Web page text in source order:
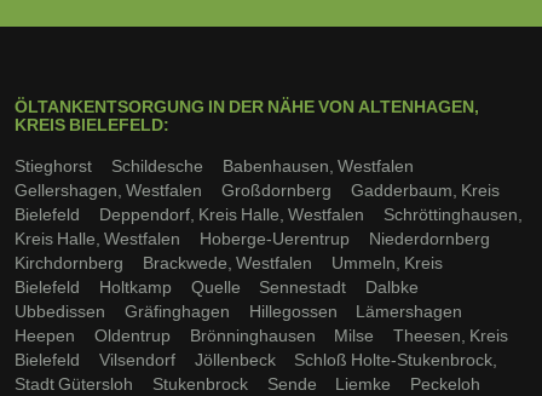
ÖLTANKENTSORGUNG IN DER NÄHE VON ALTENHAGEN,
KREIS BIELEFELD:
Stieghorst
Schildesche
Babenhausen, Westfalen
Gellershagen, Westfalen
Großdornberg
Gadderbaum, Kreis
Bielefeld
Deppendorf, Kreis Halle, Westfalen
Schröttinghausen,
Kreis Halle, Westfalen
Hoberge-Uerentrup
Niederdornberg
Kirchdornberg
Brackwede, Westfalen
Ummeln, Kreis
Bielefeld
Holtkamp Quelle Sennestadt
Dalbke
Ubbedissen
Gräfinghagen Hillegossen
Lämershagen
Heepen
Oldentrup Brönninghausen Milse
Theesen, Kreis
Bielefeld
Vilsendorf Jöllenbeck
Schloß Holte-Stukenbrock,
Stadt Gütersloh
Stukenbrock Sende Liemke
Peckeloh